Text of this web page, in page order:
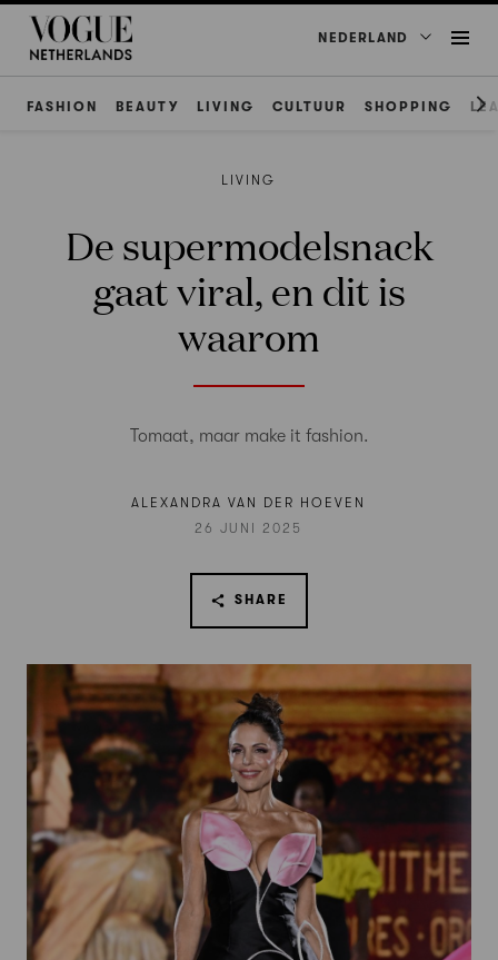
NEDERLAND
FASHION BEAUTY LIVING CULTUUR SHOPPING
LIVING
De supermodelsnack
gaat viral, en dit is
waarom
Tomaat, maar make it fashion.
ALEXANDRA VAN DER HOEVEN
26 JUNI 2025
SHARE